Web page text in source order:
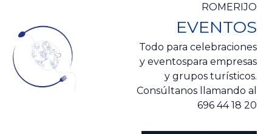
ROMERIJO
EVENTOS
Todo para celebraciones
y eventospara empresas
y grupos turísticos.
Consúltanos llamando al
696 44 18 20